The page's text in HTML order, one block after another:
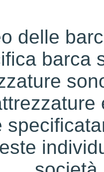
delle
barca